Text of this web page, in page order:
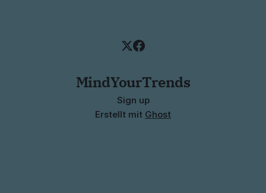
MindYourTrends
Sign up
Erstellt mit Ghost